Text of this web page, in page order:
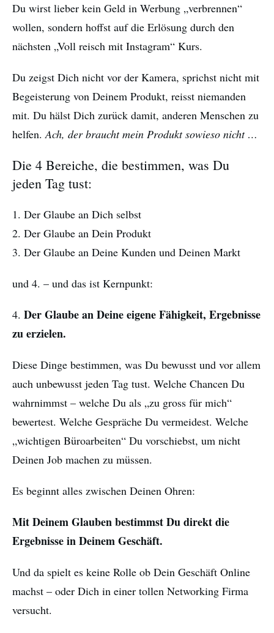
Du wirst lieber kein Geld in Werbung „verbrennen“
wollen, sondern hoffst auf die Erlösung durch den
nächsten „Voll reisch mit Instagram“ Kurs.
Du zeigst Dich nicht vor der Kamera, sprichst nicht mit
Begeisterung von Deinem Produkt, reisst niemanden
mit. Du hälst Dich zurück damit, anderen Menschen zu
helfen.Ach, der braucht mein Produkt sowieso nicht …
Die 4 Bereiche, die bestimmen, was Du
jeden Tag tust:
1. Der Glaube an Dich selbst
2. Der Glaube an Dein Produkt
3. Der Glaube an Deine Kunden und Deinen Markt
und 4. – und das ist Kernpunkt:
4. Der Glaube an Deine eigene Fähigkeit, Ergebnisse
zu erzielen.
Diese Dinge bestimmen, was Du bewusst und vor allem
auch unbewusst jeden Tag tust. Welche Chancen Du
wahrnimmst – welche Du als „zu gross für mich“
bewertest. Welche Gespräche Du vermeidest. Welche
„wichtigen Büroarbeiten“ Du vorschiebst, um nicht
Deinen Job machen zu müssen.
Es beginnt alles zwischen Deinen Ohren:
Mit Deinem Glauben bestimmst Du direkt die
Ergebnisse in Deinem Geschäft.
Und da spielt es keine Rolle ob Dein Geschäft Online
machst – oder Dich in einer tollen Networking Firma
versucht.